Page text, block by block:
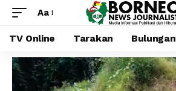
Aa
TV Online Tarakan Bulungan